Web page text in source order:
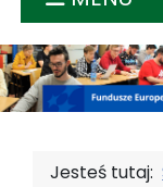
Jesteś tutaj: